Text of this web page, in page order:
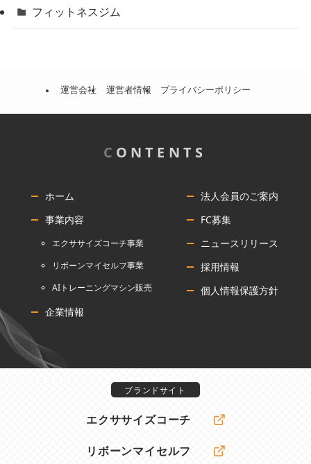
フィットネスジム
運営会社 運営者情報 プライバシーポリシー
C ONTENTS
ホーム
事業内容
エクササイズコーチ事業
リボーンマイセルフ事業
AIトレーニングマシン販売
企業情報
法人会員のご案内
FC募集
ニュースリリース
採用情報
個人情報保護方針
ブランドサイト
エクササイズコーチ
リボーンマイセルフ